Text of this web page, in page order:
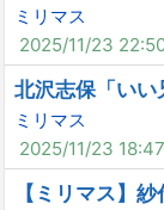
ミリマス
2025/11/23
北沢志保「いい
ミリマス
2025/11/23 18:47
【ミリマス】